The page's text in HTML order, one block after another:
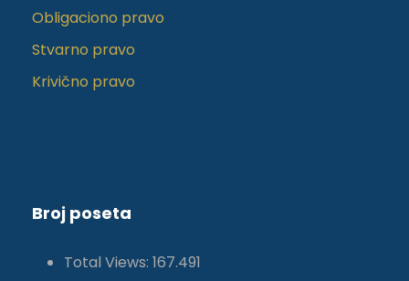
Obligaciono pravo
Stvarno pravo
Krivično pravo
Broj poseta
Total Views: 167.491